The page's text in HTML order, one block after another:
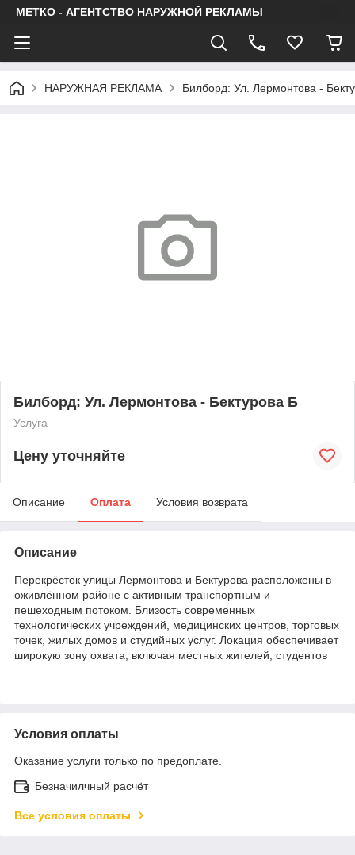
МЕТКО - АГЕНТСТВО НАРУЖНОЙ РЕКЛАМЫ
НАРУЖНАЯ РЕКЛАМА Билборд: Ул. Лермонтова -
Билборд: Ул. Лермонтова - Бектурова Б
Услуга
Цену уточняйте
Описание Оплата Условия возврата
Описание
Перекрёсток улицы Лермонтова и Бектурова расположены в
оживлённом районе с активным транспортным и
пешеходным потоком. Близость современных
технологических учреждений, медицинских центров, торговых
точек, жилых домов и студийных услуг. Локация обеспечивает
широкую зону охвата, включая местных жителей, студентов
Условия оплаты
Оказание услуги только по предоплате.
Безначилчный расчёт
Все условия оплаты